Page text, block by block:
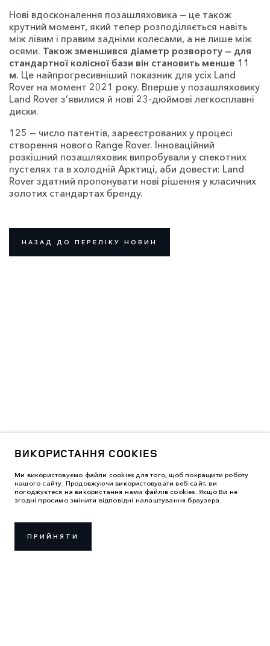
ВИКОРИСТАННЯ COOKIES
Ми використовуємо файли cookies для того, щоб покращити роботу
нашого сайту. Продовжуючи використовувати веб-сайт, ви
погоджуєтеся на використання нами файлів cookies. Якщо Ви не
згодні просимо змінити відповідні налаштування браузера.
ПРИЙНЯТИ
Нові вдосконалення позашляховика — це також
крутний момент, який тепер розподіляється навіть
між лівим і правим задніми колесами, а не лише між
осями. Також зменшився діаметр розвороту — для
стандартної колісної бази він становить менше 11
м. Це найпрогресивніший показник для усіх Land
Rover на момент 2021 року. Вперше у позашляховику
Land Rover з’явилися й нові 23-дюймові легкосплавні
диски.
125 — число патентів, зареєстрованих у процесі
створення нового Range Rover. Інноваційний
розкішний позашляховик випробували у спекотних
пустелях та в холодній Арктиці, аби довести: Land
Rover здатний пропонувати нові рішення у класичних
золотих стандартах бренду.
НАЗАД ДО ПЕРЕЛІКУ НОВИН